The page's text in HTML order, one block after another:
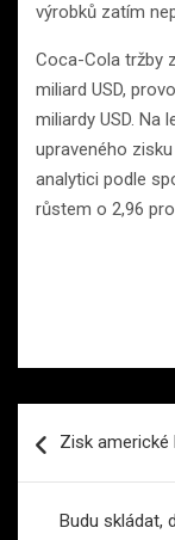
výrobků zatím
Coca-Cola tržby
miliard USD,
miliardy USD. Na
upraveného
analytici podle
růstem o 2,96
proZisk americké
Budu skládat,